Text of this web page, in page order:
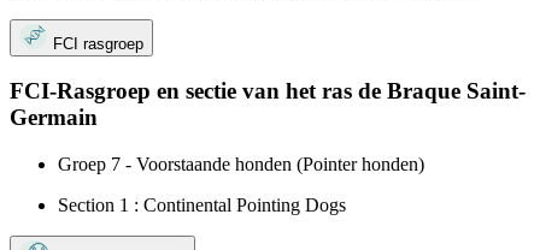
FCI rasgroep
FCI-Rasgroep en sectie van het ras de Braque Saint-
Germain
Groep 7 - Voorstaande honden (Pointer honden)
Section 1 : Continental Pointing Dogs